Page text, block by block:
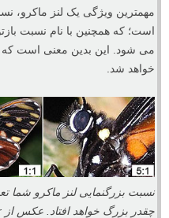
می شود. این بدین معنی است
خواهد شد.
نسبت بزرگنمایی لنز ماکرو شما
چقدر بزرگ خواهد افتاد. عکس از Andrew Snyder